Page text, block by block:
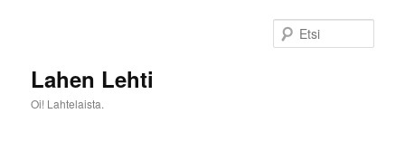
Lahen Lehti
Oi! Lahtelaista.